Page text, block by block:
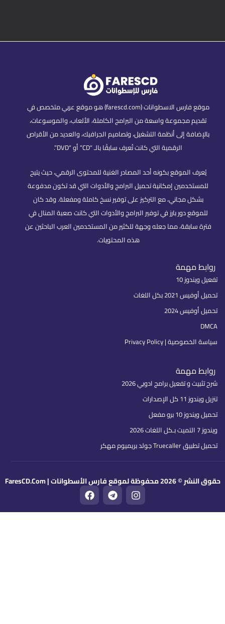
موقع فارس الاسطوانات (farescd.com) هو موقع عربي متخصص في
تقديم مجموعة واسعة من البرامج الكاملة، الألعاب، والموسوعات،
بالإضافة إلى أنظمة التشغيل، وتصاميم الجرافيك، والعديد من الأقراص
الرقمية التي كانت تُعرف سابقًا بالـ “CD” أو “DVD”.
يُعرف الموقع بكونه أحد المصادر الغنية للمحتوى الرقمي، حيث يتيح
للمستخدمين إمكانية تحميل البرامج والأدوات التي قد تكون مدفوعة
بشكل مجاني، مع التركيز على توفير نسخ كاملة ومفعلة. وقد كان
للموقع دور بارز في توفير البرامج والأدوات التي كانت صعبة المنال في
فترة سابقة، مما جعله وجهة للكثير من المستخدمين العرب الباحثين عن
هذه المحتويات.
روابط مهمة
تفعيل ويندوز 10
تحميل أوفيس 2021 بكل اللغات
تحميل أوفيس 2024
DMCA
سياسة الخصوصية | Privacy Policy
روابط مهمة
شرح تثبيت و تفعيل برامج ادوبي 2026
تنزيل ويندوز 11 كل الإصدارات
تحميل ويندوز 10 برو مفعل
ويندوز 7 التميت بـكل اللغات 2026
تحميل تطبيق Truecaller جولد بريميوم مهكر
حقوق النشر © 2026 محفوظة لموقع فارس الأسطوانات | FaresCD.Com I
n
s
t
T
e
l
e
F
a
c
e